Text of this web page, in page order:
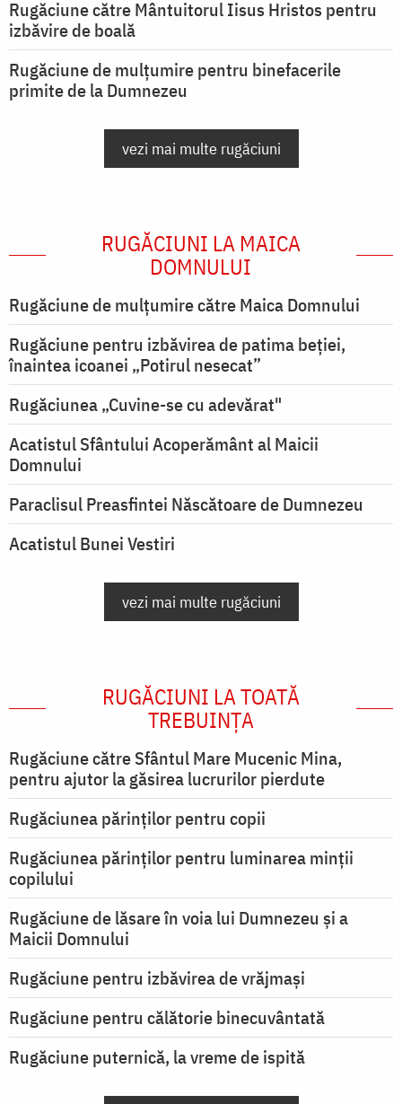
Rugăciune către Mântuitorul Iisus Hristos pentru
izbăvire de boală
Rugăciune de mulțumire pentru binefacerile
primite de la Dumnezeu
vezi mai multe rugăciuni
RUGĂCIUNI LA MAICA
DOMNULUI
Rugăciune de mulţumire către Maica Domnului
Rugăciune pentru izbăvirea de patima beției,
înaintea icoanei „Potirul nesecat”
Rugăciunea „Cuvine-se cu adevărat"
Acatistul Sfântului Acoperământ al Maicii
Domnului
Paraclisul Preasfintei Născătoare de Dumnezeu
Acatistul Bunei Vestiri
vezi mai multe rugăciuni
RUGĂCIUNI LA TOATĂ
TREBUINȚA
Rugăciune către Sfântul Mare Mucenic Mina,
pentru ajutor la găsirea lucrurilor pierdute
Rugăciunea părinților pentru copii
Rugăciunea părinților pentru luminarea minţii
copilului
Rugăciune de lăsare în voia lui Dumnezeu şi a
Maicii Domnului
Rugăciune pentru izbăvirea de vrăjmași
Rugăciune pentru călătorie binecuvântată
Rugăciune puternică, la vreme de ispită